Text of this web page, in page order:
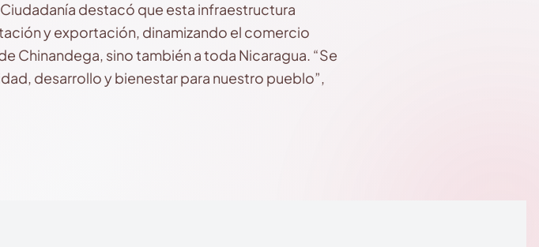
destacó que esta infraestructura
y exportación, dinamizando el comercio
Chinandega, sino también a toda Nicaragua. “Se
desarrollo y bienestar para nuestro pueblo”,